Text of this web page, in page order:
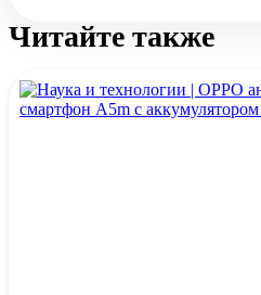
Читайте также